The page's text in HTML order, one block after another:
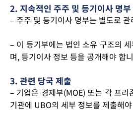
2. 지속적인 주주 및 등기이사 명부
– 주주 및 등기이사 명부는 별도로
– 이 등기부에는 법인 소유 구조의
며, 등기이사 정보 등을 공개해야 합
3. 관련 당국 제출
– 기업은 경제부(MOE) 또는 각 프리
기관에 UBO의 세부 정보를 제출해